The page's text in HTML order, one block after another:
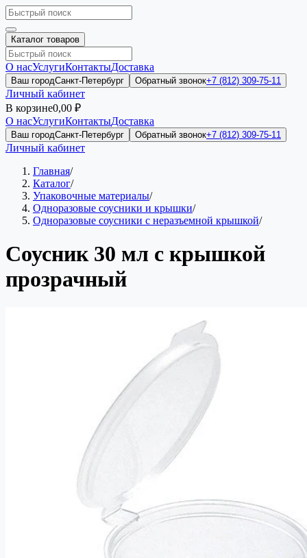
Каталог товаров
О насУслугиКонтактыДоставка
Ваш городСанкт-Петербург Обратный звонок+7 (812) 309-75-11
Личный кабинет
В корзине0,00 ₽
О насУслугиКонтактыДоставка
Ваш городСанкт-Петербург Обратный звонок+7 (812) 309-75-11
Личный кабинет
Главная/
Каталог/
Упаковочные материалы/
Одноразовые соусники и крышки/
Одноразовые соусники с неразъемной крышкой/
Соусник 30 мл с крышкой
прозрачный